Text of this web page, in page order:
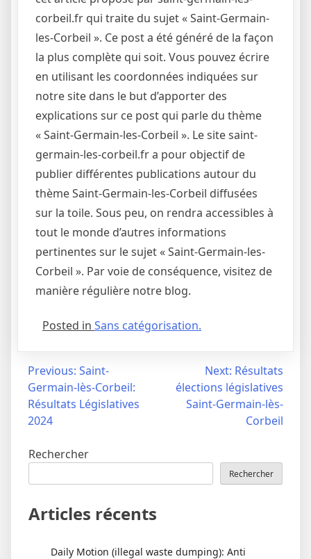
corbeil.fr qui traite du sujet « Saint-Germain-
les-Corbeil ». Ce post a été généré de la façon
la plus complète qui soit. Vous pouvez écrire
en utilisant les coordonnées indiquées sur
notre site dans le but d’apporter des
explications sur ce post qui parle du thème
« Saint-Germain-les-Corbeil ». Le site saint-
germain-les-corbeil.fr a pour objectif de
publier différentes publications autour du
thème Saint-Germain-les-Corbeil diffusées
sur la toile. Sous peu, on rendra accessibles à
tout le monde d’autres informations
pertinentes sur le sujet « Saint-Germain-les-
Corbeil ». Par voie de conséquence, visitez de
manière régulière notre blog.
Posted in Sans catégorisation.
Navigation
l’article
Previous: Saint-
Germain-lès-Corbeil:
Résultats Législatives
2024
Next: Résultats
élections législatives
Saint-Germain-lès-
Corbeil
Rechercher
Rechercher
Articles récents
Daily Motion (illegal waste dumping): Anti